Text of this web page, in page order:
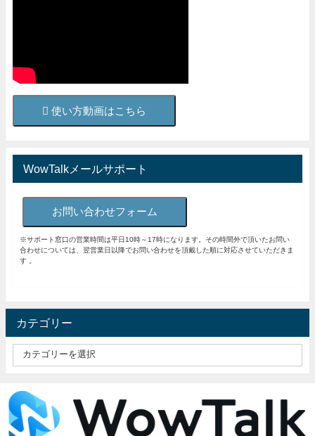
使い方動画はこちら
WowTalkメールサポート
お問い合わせフォーム
※サポート窓口の営業時間は平日10時～17時になります。その時間外で頂いたお問い
合わせについては、翌営業日以降でお問い合わせを頂戴した順に対応させていただきま
す 。
カテゴリー